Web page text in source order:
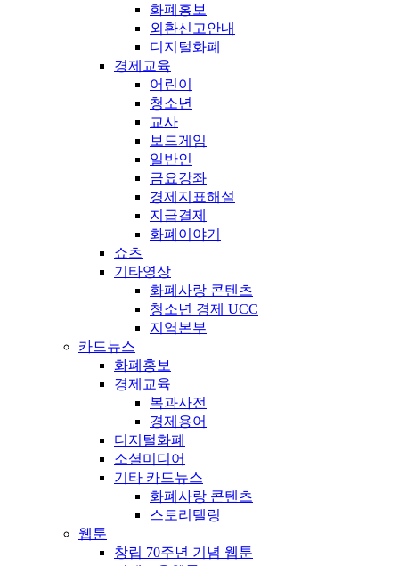
화폐홍보
외환신고안내
디지털화폐
경제교육
어린이
청소년
교사
보드게임
일반인
금요강좌
경제지표해설
지급결제
화폐이야기
쇼츠
기타영상
화폐사랑 콘텐츠
청소년 경제 UCC
지역본부
카드뉴스
화폐홍보
경제교육
복과사전
경제용어
디지털화폐
소셜미디어
기타 카드뉴스
화폐사랑 콘텐츠
스토리텔링
웹툰
창립 70주년 기념 웹툰